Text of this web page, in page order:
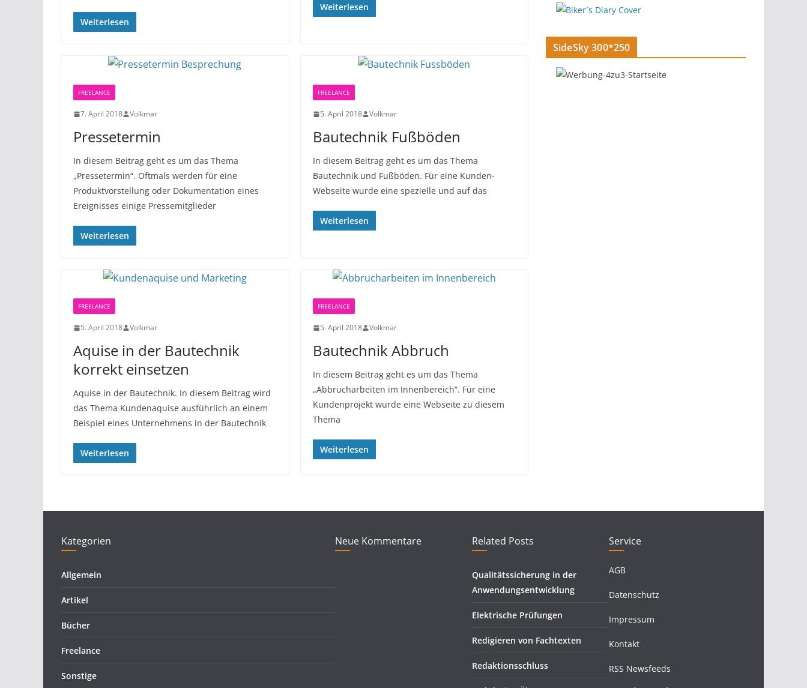
Weiterlesen
Weiterlesen
FREELANCE
7. April 2018 Volkmar
Pressetermin
In diesem Beitrag geht es um das Thema
„Pressetermin“. Oftmals werden für eine
Produktvorstellung oder Dokumentation eines
Ereignisses einige Pressemitglieder
Weiterlesen
FREELANCE
5. April 2018 Volkmar
Bautechnik Fußböden
In diesem Beitrag geht es um das Thema
Bautechnik und Fußböden. Für eine Kunden-
Webseite wurde eine spezielle und auf das
Weiterlesen
FREELANCE
5. April 2018 Volkmar
Aquise in der Bautechnik
korrekt einsetzen
Aquise in der Bautechnik. In diesem Beitrag wird
das Thema Kundenaquise ausführlich an einem
Beispiel eines Unternehmens in der Bautechnik
Weiterlesen
FREELANCE
5. April 2018 Volkmar
Bautechnik Abbruch
In diesem Beitrag geht es um das Thema
„Abbrucharbeiten im Innenbereich“. Für eine
Kundenprojekt wurde eine Webseite zu diesem
Thema
Weiterlesen
SideSky 300*250
Kategorien
Allgemein
Artikel
Bücher
Freelance
Sonstige
Neue Kommentare Related Posts
Qualitätssicherung in der
Anwendungsentwicklung
Elektrische Prüfungen
Redigieren von Fachtexten
Redaktionsschluss
Service
AGB
Datenschutz
Impressum
Kontakt
RSS Newsfeeds